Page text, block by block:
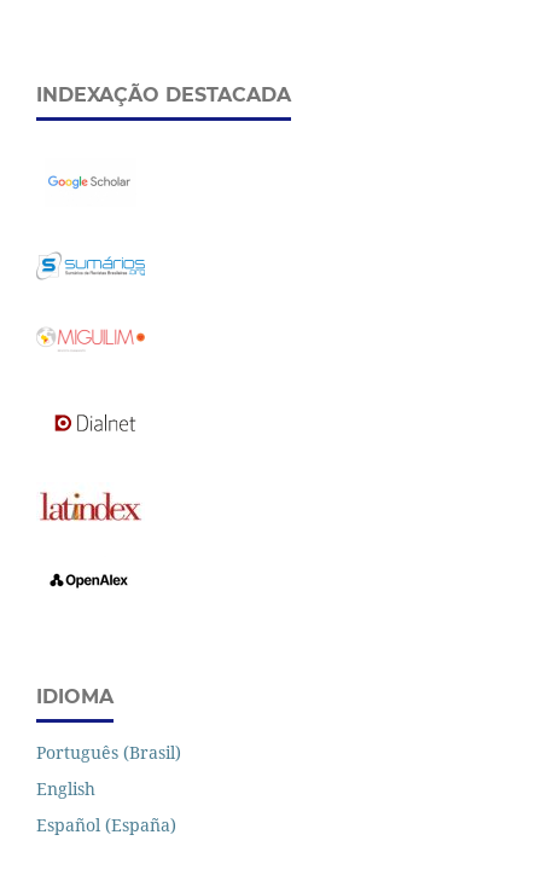
INDEXAÇÃO DESTACADA
IDIOMA
Português (Brasil)
English
Español (España)